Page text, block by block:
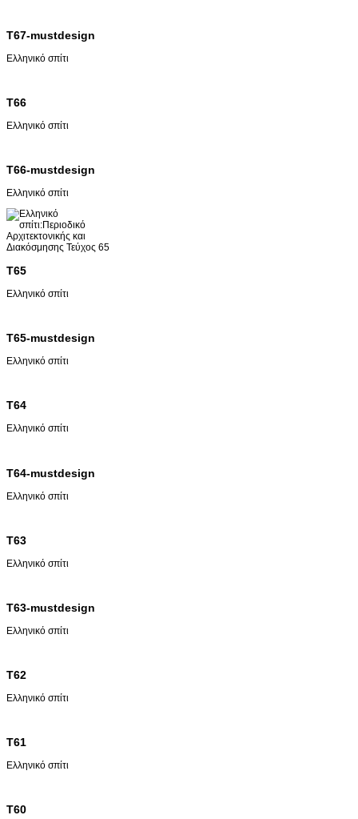
T67-mustdesign
Ελληνικό σπίτι
T66
Ελληνικό σπίτι
T66-mustdesign
Ελληνικό σπίτι
T65
Ελληνικό σπίτι
T65-mustdesign
Ελληνικό σπίτι
T64
Ελληνικό σπίτι
T64-mustdesign
Ελληνικό σπίτι
T63
Ελληνικό σπίτι
T63-mustdesign
Ελληνικό σπίτι
T62
Ελληνικό σπίτι
T61
Ελληνικό σπίτι
T60